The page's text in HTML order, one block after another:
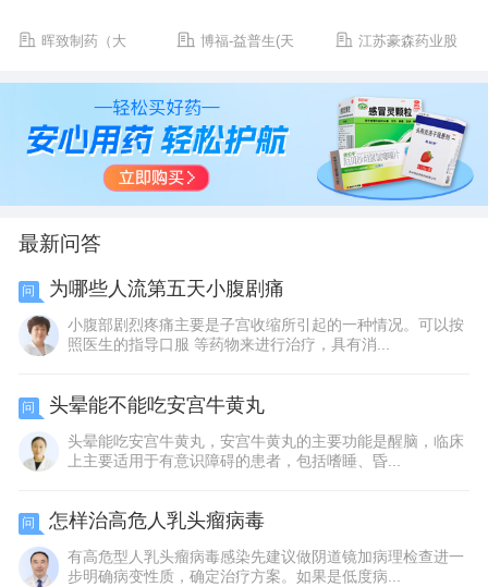
晖致制药（大
博福-益普生(天
江苏豪森药业股
最新问答
问 为哪些人流第五天小腹剧痛
小腹部剧烈疼痛主要是子宫收缩所引起的一种情况。可以按
照医生的指导口服 等药物来进行治疗，具有消...
问 头晕能不能吃安宫牛黄丸
头晕能吃安宫牛黄丸，安宫牛黄丸的主要功能是醒脑，临床
上主要适用于有意识障碍的患者，包括嗜睡、昏...
问 怎样治高危人乳头瘤病毒
有高危型人乳头瘤病毒感染先建议做阴道镜加病理检查进一
步明确病变性质，确定治疗方案。如果是低度病...